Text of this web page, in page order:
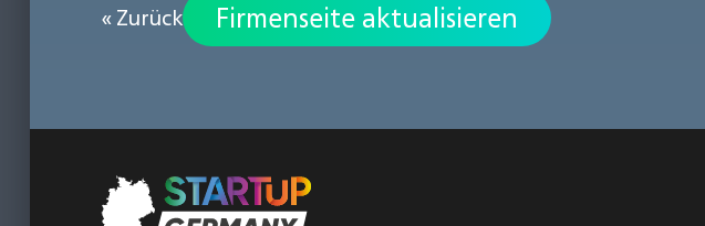
« Zurück Firmenseite aktualisieren